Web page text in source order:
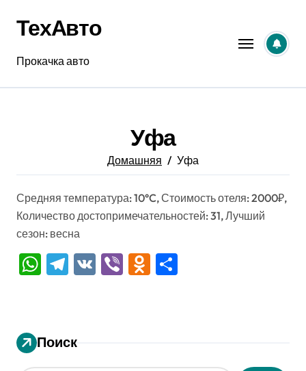
содержанию
ТехАвто
Прокачка авто
Уфа
Домашняя Уфа
Средняя температура: 10°C, Стоимость отеля: 2000₽,
Количество достопримечательностей: 31, Лучший
сезон: весна
WhatsApp
Telegram
VK ViberOdnoklassniki
Поиск